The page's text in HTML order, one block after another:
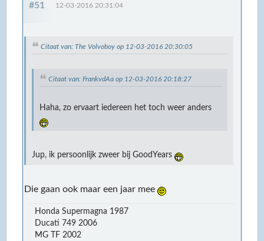
#51 12-03-2016 20:31:04
Citaat van: The Volvoboy op 12-03-2016 20:30:05
Citaat van: FrankvdAa op 12-03-2016 20:18:27
Haha, zo ervaart iedereen het toch weer anders
Jup, ik persoonlijk zweer bij GoodYears
Die gaan ook maar een jaar mee
Honda Supermagna 1987
Ducati 749 2006
MG TF 2002